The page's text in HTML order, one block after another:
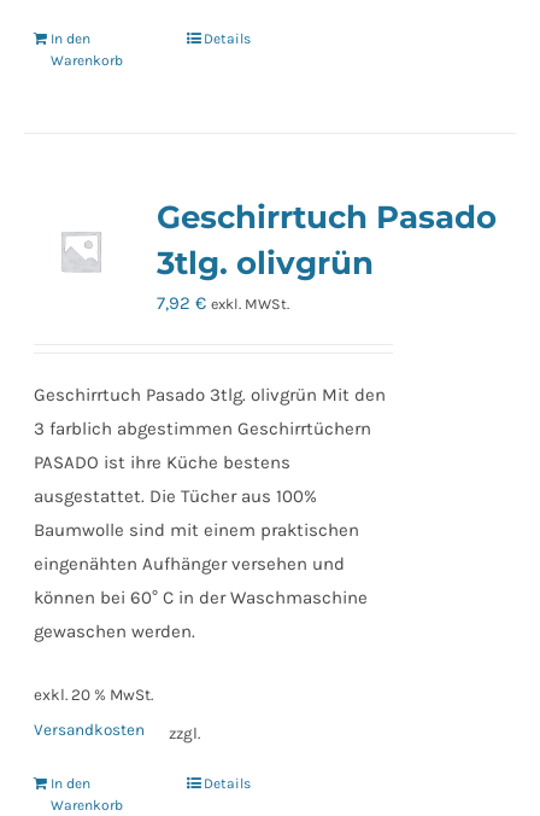
In den
Warenkorb
Details
Geschirrtuch Pasado
3tlg. olivgrün
7,92€ exkl. MWSt.
Geschirrtuch Pasado 3tlg. olivgrün Mit den
3 farblich abgestimmen Geschirrtüchern
PASADO ist ihre Küche bestens
ausgestattet. Die Tücher aus 100%
Baumwolle sind mit einem praktischen
eingenähten Aufhänger versehen und
können bei 60° C in der Waschmaschine
gewaschen werden.
exkl. 20 % MwSt.
zzgl.
Versandkosten
In den
Warenkorb
Details